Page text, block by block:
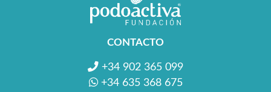
CONTACTO
+34 902 365 099
+34 635 368 675